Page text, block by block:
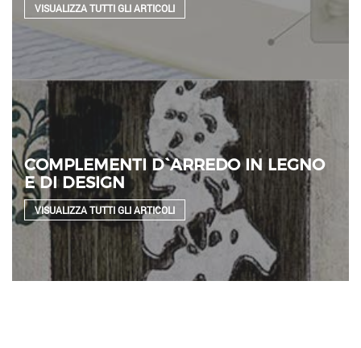
VISUALIZZA TUTTI GLI ARTICOLI
COMPLEMENTI D`ARREDO IN LEGNO
E DI DESIGN
VISUALIZZA TUTTI GLI ARTICOLI